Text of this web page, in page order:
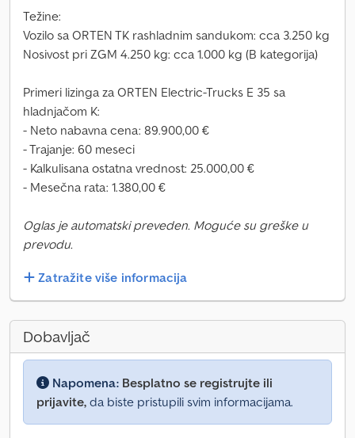
Težine:
Vozilo sa ORTEN TK rashladnim sandukom: cca 3.250 kg
Nosivost pri ZGM 4.250 kg: cca 1.000 kg (B kategorija)
Primeri lizinga za ORTEN Electric-Trucks E 35 sa
hladnjačom K:
- Neto nabavna cena: 89.900,00 €
- Trajanje: 60 meseci
- Kalkulisana ostatna vrednost: 25.000,00 €
- Mesečna rata: 1.380,00 €
Oglas je automatski preveden. Moguće su greške u
prevodu.
Zatražite više informacija
Dobavljač
Napomena: Besplatno se registrujte ili
prijavite, da biste pristupili svim informacijama.